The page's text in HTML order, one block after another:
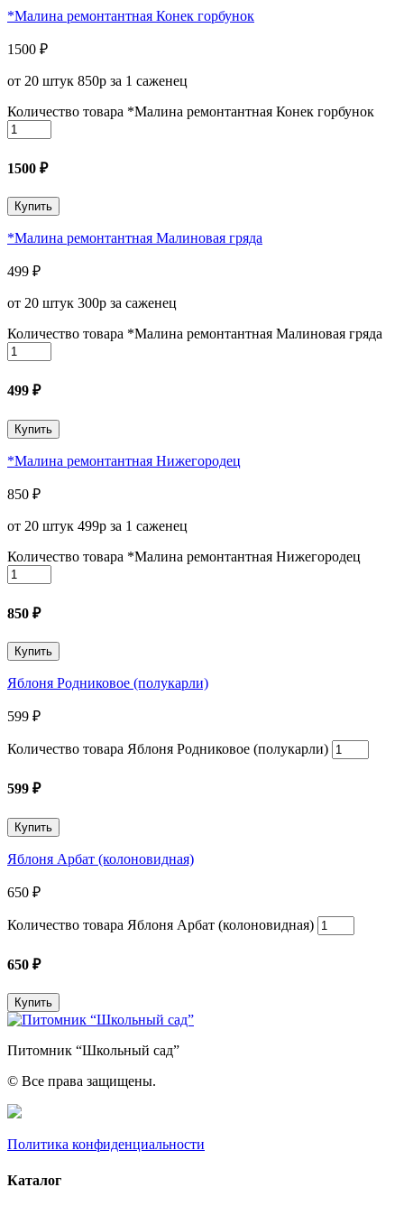
*Малина ремонтантная Конек горбунок
1500 ₽
от 20 штук 850р за 1 саженец
Количество товара *Малина ремонтантная Конек горбунок
1500 ₽
Купить
*Малина ремонтантная Малиновая гряда
499 ₽
от 20 штук 300р за саженец
Количество товара *Малина ремонтантная Малиновая гряда
499 ₽
Купить
*Малина ремонтантная Нижегородец
850 ₽
от 20 штук 499р за 1 саженец
Количество товара *Малина ремонтантная Нижегородец
850 ₽
Купить
Яблоня Родниковое (полукарли)
599 ₽
Количество товара Яблоня Родниковое (полукарли)
599 ₽
Купить
Яблоня Арбат (колоновидная)
650 ₽
Количество товара Яблоня Арбат (колоновидная)
650 ₽
Купить
Питомник “Школьный сад”
© Все права защищены.
Политика конфиденциальности
Каталог